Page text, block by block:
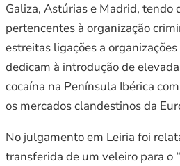
Galiza, Astúrias e Madrid, tendo
pertencentes à organização
estreitas ligações a
dedicam à introdução de
cocaína na Península Ibérica
os mercados clandestinos da
No julgamento em Leiria foi
transferida de um veleiro para o